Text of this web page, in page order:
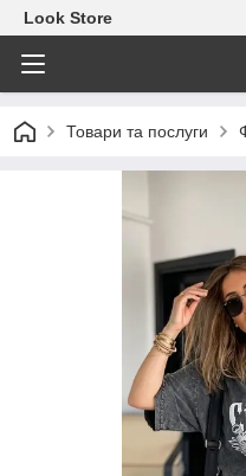
Look Store
Товари та послуги